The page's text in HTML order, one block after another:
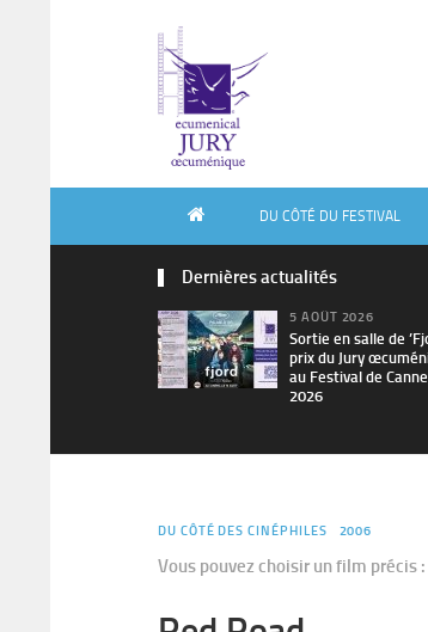
DU CÔTÉ DU FESTIVAL
Dernières actualités
5 AOÛT 2026
Sortie en salle de
prix du Jury
au Festival de
2026
DU CÔTÉ DES CINÉPHILES 2006
Vous pouvez choisir un film précis :